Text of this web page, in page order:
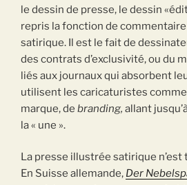
le dessin de presse, le dessin
repris la fonction de
satirique. Il est le fait de
des contrats d’exclusivité, ou du
liés aux journaux qui absorbent
utilisent les caricaturistes
marque, de branding, allant
la « une ».
La presse illustrée satirique
En Suisse allemande, Der